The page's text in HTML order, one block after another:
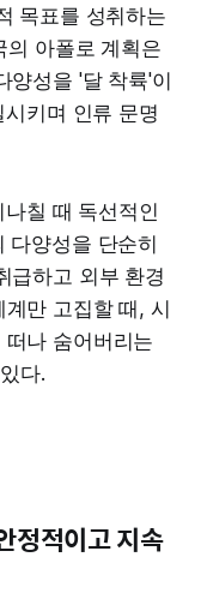
목표를 성취하는
의 아폴로 계획은
양성을 '달 착륙'이
키며 인류 문명
칠 때 독선적인
다양성을 단순히
급하고 외부 환경
만 고집할 때, 시
나 숨어버리는
다.
정적이고 지속